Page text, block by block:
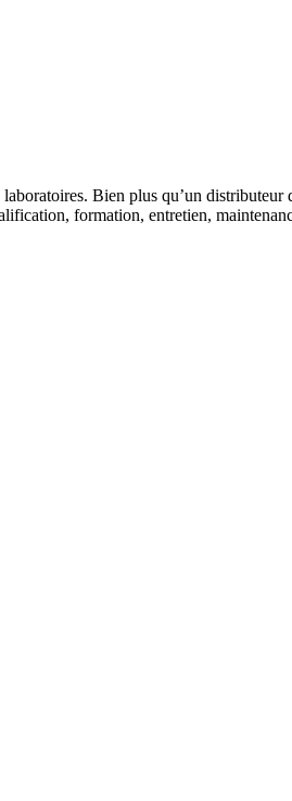
Bien plus qu’un
formation, entretien,